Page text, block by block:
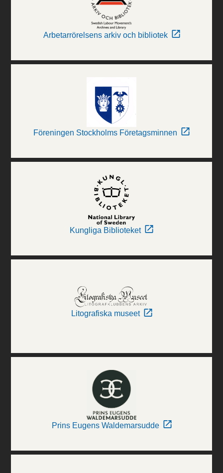
Arbetarrörelsens arkiv och bibliotek
Föreningen Stockholms Företagsminnen
Kungliga Biblioteket
Litografiska museet
Prins Eugens Waldemarsudde